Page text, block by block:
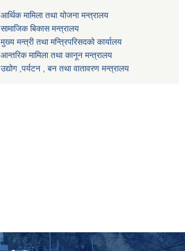
आर्थिक मामिला तथा योजना मन्त्रालय
सामाजिक बिकास मन्त्रालय
मुख्य मन्त्री तथा मन्त्रिपरिसदको कार्यालय
आन्तरिक मामिला तथा कानून मन्त्रालय
उद्योग ,पर्यटन , बन तथा वातावरण मन्त्रालय